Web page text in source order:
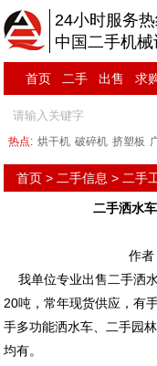
24小时服务
中国二手机
首页 二手 出售 求
热点: 烘干机 破碎机 挤塑板
首页 > 二手信息 > 二手
二手洒水
作者
我单位专业出售二手洒
20吨，常年现货供应，有
手多功能洒水车、二手园
均有。